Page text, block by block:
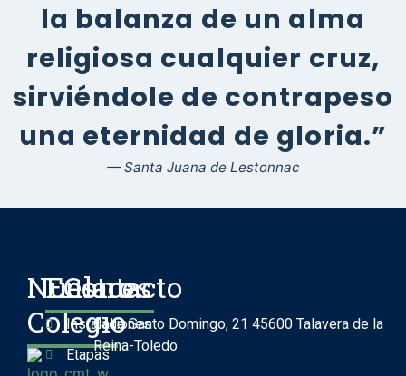
la balanza de un alma
religiosa cualquier cruz,
sirviéndole de contrapeso
una eternidad de gloria.”
— Santa Juana de Lestonnac
Nuestro
Colegio
Enlaces
Instalaciones
Etapas
Contacto
Calle Santo Domingo, 21 45600 Talavera de la
Reina-Toledo